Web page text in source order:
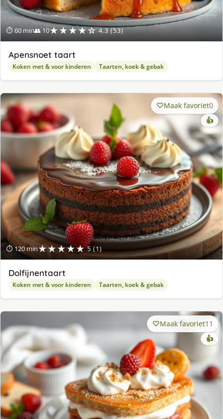
⏱ 60 min👥 10★★★★☆ 4.3 (53)
Apensnoet taart
Koken met & voor kinderen Taarten, koek & gebak
⏱ 120 min★★★★★ 5 (1)
Maak favoriet0
👍
Dolfijnentaart
Koken met & voor kinderen Taarten, koek & gebak
Maak favoriet11
👍